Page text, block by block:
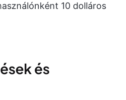
10 dolláros
és